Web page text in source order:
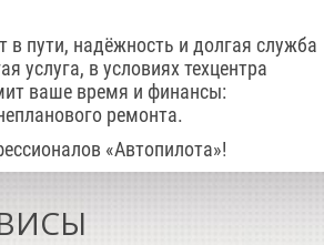
пути, надёжность и долгая служба
услуга, в условиях техцентра
ваше время и финансы:
ремонта.
«Автопилота»!